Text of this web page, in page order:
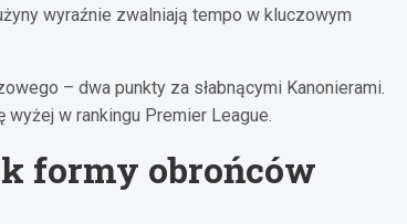
wyraźnie zwalniają tempo w kluczowym
– dwa punkty za słabnącymi Kanonierami.
w rankingu Premier League.
formy obrońców